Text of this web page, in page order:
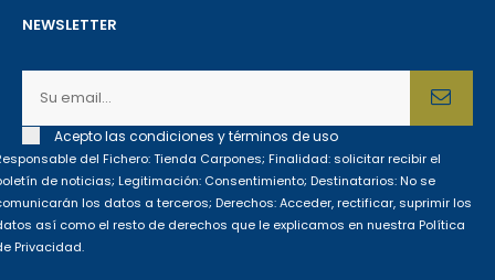
NEWSLETTER
Acepto las condiciones y términos de uso
del Fichero: Tienda Carpones; Finalidad: solicitar recibir el
de noticias; Legitimación: Consentimiento; Destinatarios: No se
los datos a terceros; Derechos: Acceder, rectificar, suprimir los
así como el resto de derechos que le explicamos en nuestra Política
Privacidad.